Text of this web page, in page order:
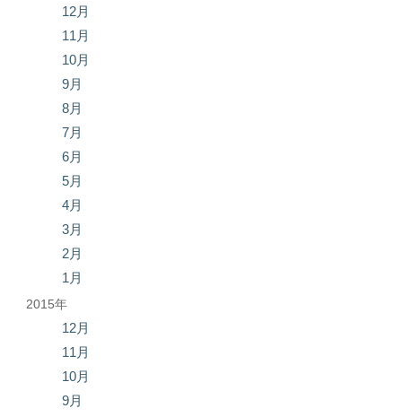
12月
11月
10月
9月
8月
7月
6月
5月
4月
3月
2月
1月
2015年
12月
11月
10月
9月